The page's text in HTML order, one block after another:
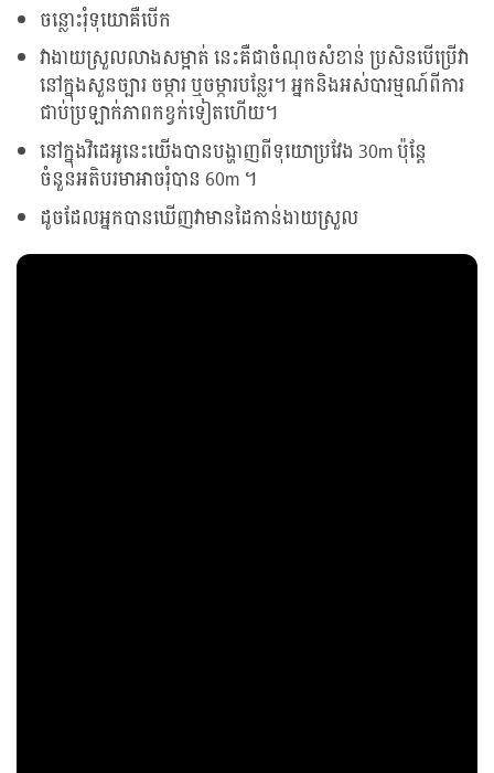
ចន្លោះរុំទុយោគឺបើក
វាងាយស្រួលលាងសម្អាត់ នេះគឺជាចំំណុចសំខាន់ ប្រសិនបើប្រើវា
នៅក្នុងសួនច្បារ ចម្ការ ឬចម្ការបន្លែរ។ អ្នកនិងអស់បារម្មណ៍ពីការ
ជាប់ប្រឡាក់ភាពកខ្វក់ទៀតហើយ។
នៅក្នុងវិដេអូនេះយើងបានបង្ហាញពីទុយោប្រវែង 30m ប៉ុន្តែ
ចំនួនអតិបរមាអាចរុំបាន 60m ។
ដូចដែលអ្នកបានឃើញវាមានដៃកាន់ងាយស្រួល